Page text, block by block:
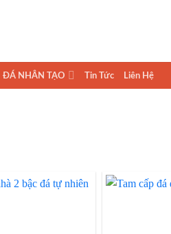
ĐÁ NHÂN TẠO Tin Tức Liên Hệ